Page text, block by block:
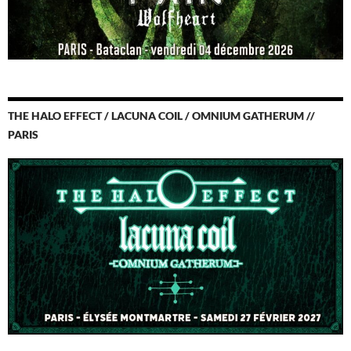
THE HALO EFFECT / LACUNA COIL / OMNIUM GATHERUM //
PARIS